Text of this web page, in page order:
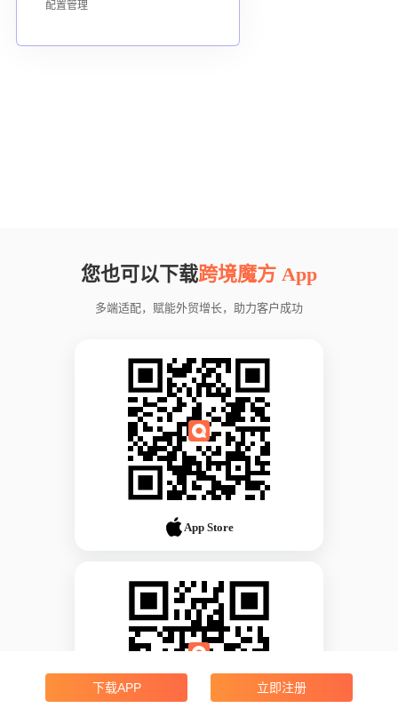
配置管理
您也可以下载跨境魔方 App
多端适配，赋能外贸增长，助力客户成功
App Store
下载APP 立即注册